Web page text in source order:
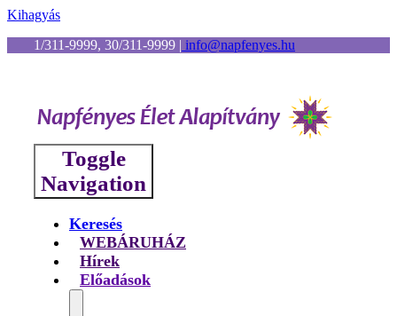
Kihagyás
1/311-9999, 30/311-9999 | info@napfenyes.hu
Toggle
Navigation
Keresés
WEBÁRUHÁZ
Hírek
Előadások